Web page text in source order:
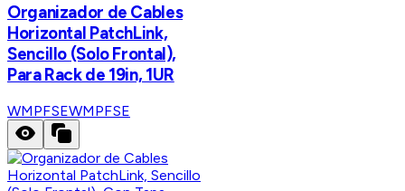
Organizador de Cables
Horizontal PatchLink,
Sencillo (Solo Frontal),
Para Rack de 19in, 1UR
WMPFSEWMPFSE